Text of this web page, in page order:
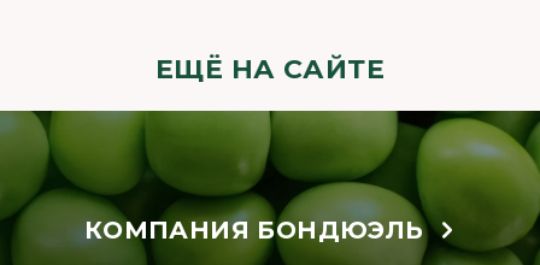
ЕЩЁ НА САЙТЕ
КОМПАНИЯ БОНДЮЭЛЬ